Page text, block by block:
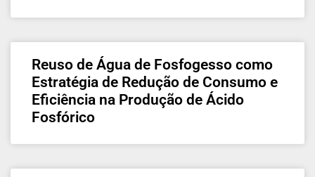
Reuso de Água de Fosfogesso como
Estratégia de Redução de Consumo e
Eficiência na Produção de Ácido
Fosfórico